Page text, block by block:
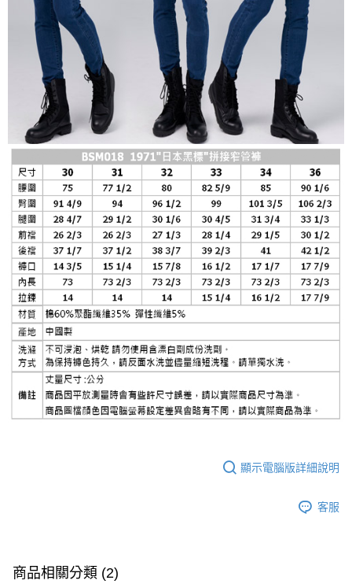
顯示電腦版詳細說明
客服
商品相關分類 (2)